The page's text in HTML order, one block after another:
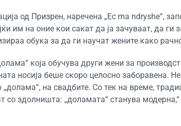
од Призрен, наречена „Ec ma ndryshe“,
им на оние кои сакат да ја зачуваат, да ги
обука за да ги научат жените како
која обучува други жени за
носија беше скоро целосно заборавена.
на свадбите. Со тек на време,
со здолништа: „доламата“ станува модерна,“